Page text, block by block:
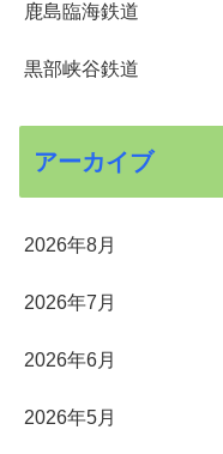
鹿島臨海鉄道
黒部峡谷鉄道
アーカイブ
2026年8月
2026年7月
2026年6月
2026年5月